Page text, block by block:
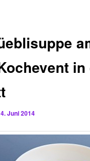
in
Juni 2014